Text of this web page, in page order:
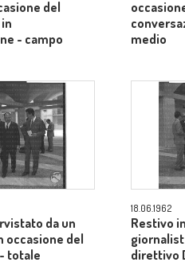
del
- campo
medio
da un
occasione del
totale
18.06.1962
Restivo
direttivo